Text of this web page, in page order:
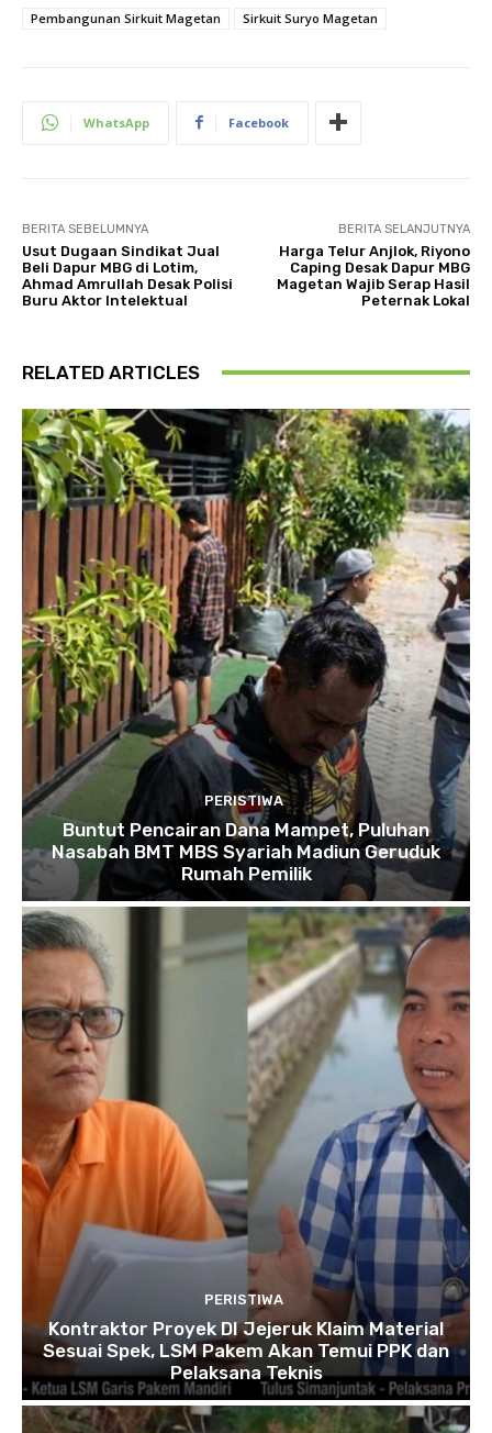
Pembangunan Sirkuit Magetan Sirkuit Suryo Magetan
WhatsApp Facebook
BERITA SEBELUMNYA
Usut Dugaan Sindikat Jual
Beli Dapur MBG di Lotim,
Ahmad Amrullah Desak Polisi
Buru Aktor Intelektual
BERITA SELANJUTNYA
Harga Telur Anjlok, Riyono
Caping Desak Dapur MBG
Magetan Wajib Serap Hasil
Peternak Lokal
RELATED ARTICLES
PERISTIWA
Buntut Pencairan Dana Mampet, Puluhan
Nasabah BMT MBS Syariah Madiun Geruduk
Rumah Pemilik
PERISTIWA
Kontraktor Proyek DI Jejeruk Klaim Material
Sesuai Spek, LSM Pakem Akan Temui PPK dan
Pelaksana Teknis